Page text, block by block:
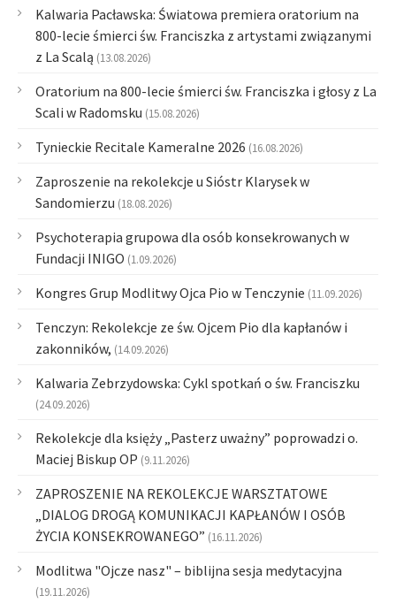
Kalwaria Pacławska: Światowa premiera oratorium na
800-lecie śmierci św. Franciszka z artystami związanymi
z La Scalą (13.08.2026)
Oratorium na 800-lecie śmierci św. Franciszka i głosy z La
Scali w Radomsku (15.08.2026)
Tynieckie Recitale Kameralne 2026 (16.08.2026)
Zaproszenie na rekolekcje u Sióstr Klarysek w
Sandomierzu (18.08.2026)
Psychoterapia grupowa dla osób konsekrowanych w
Fundacji INIGO (1.09.2026)
Kongres Grup Modlitwy Ojca Pio w Tenczynie (11.09.2026)
Tenczyn: Rekolekcje ze św. Ojcem Pio dla kapłanów i
zakonników, (14.09.2026)
Kalwaria Zebrzydowska: Cykl spotkań o św. Franciszku
(24.09.2026)
Rekolekcje dla księży „Pasterz uważny” poprowadzi o.
Maciej Biskup OP (9.11.2026)
ZAPROSZENIE NA REKOLEKCJE WARSZTATOWE
„DIALOG DROGĄ KOMUNIKACJI KAPŁANÓW I OSÓB
ŻYCIA KONSEKROWANEGO” (16.11.2026)
Modlitwa "Ojcze nasz" – biblijna sesja medytacyjna
(19.11.2026)